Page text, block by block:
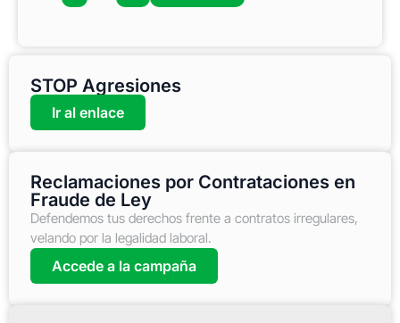
STOP Agresiones
Ir al enlace
Reclamaciones por Contrataciones en
Fraude de Ley
Defendemos tus derechos frente a contratos irregulares,
velando por la legalidad laboral.
Accede a la campaña